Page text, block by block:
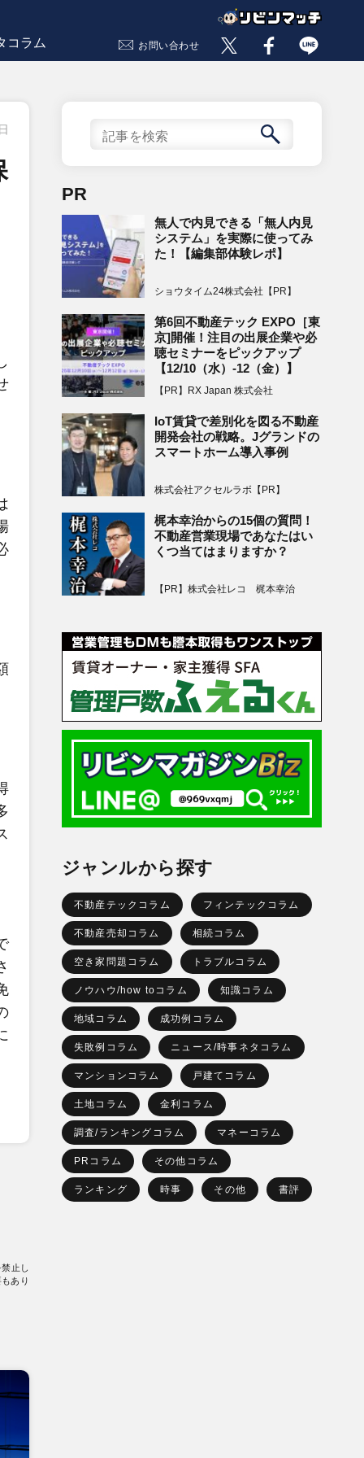
コラム お問い合わせ
止し
あり
PR
無人で内見できる「無人内見
システム」を実際に使ってみ
た！【編集部体験レポ】
ショウタイム24株式会社【PR】
第6回不動産テック EXPO［東
京]開催！注目の出展企業や必
聴セミナーをピックアップ
【12/10（水）-12（金）】
【PR】RX Japan 株式会社
IoT賃貸で差別化を図る不動産
開発会社の戦略。Jグランドの
スマートホーム導入事例
株式会社アクセルラボ【PR】
梶本幸治からの15個の質問！
不動産営業現場であなたはい
くつ当てはまりますか？
【PR】株式会社レコ 梶本幸治
ジャンルから探す
不動産テックコラム フィンテックコラム
不動産売却コラム 相続コラム
空き家問題コラム トラブルコラム
ノウハウ/how toコラム 知識コラム
地域コラム 成功例コラム
失敗例コラム ニュース/時事ネタコラム
マンションコラム 戸建てコラム
土地コラム 金利コラム
調査/ランキングコラム マネーコラム
PRコラム その他コラム
ランキング 時事 その他 書評